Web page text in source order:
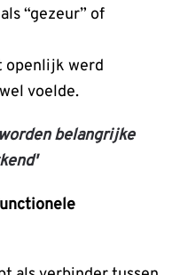
“gezeur” of
openlijk werd
voelde.
belangrijke